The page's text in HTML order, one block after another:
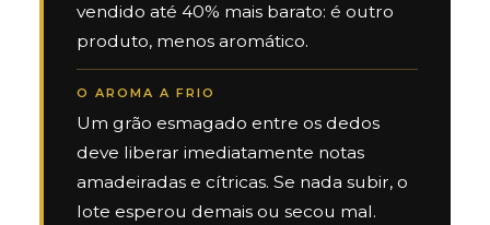
vendido até 40% mais barato: é outro
produto, menos aromático.
O AROMA A FRIO
Um grão esmagado entre os dedos
deve liberar imediatamente notas
amadeiradas e cítricas. Se nada subir, o
lote esperou demais ou secou mal.